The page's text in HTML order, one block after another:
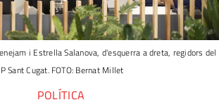
i Estrella Salanova, d'esquerra a dreta, regidors del
Sant Cugat. FOTO: Bernat Millet
POLÍTICA